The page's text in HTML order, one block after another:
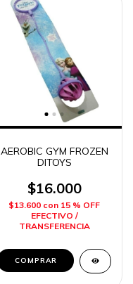
AEROBIC GYM FROZEN
DITOYS
$16.000
$13.600 con 15 % OFF
EFECTIVO /
TRANSFERENCIA